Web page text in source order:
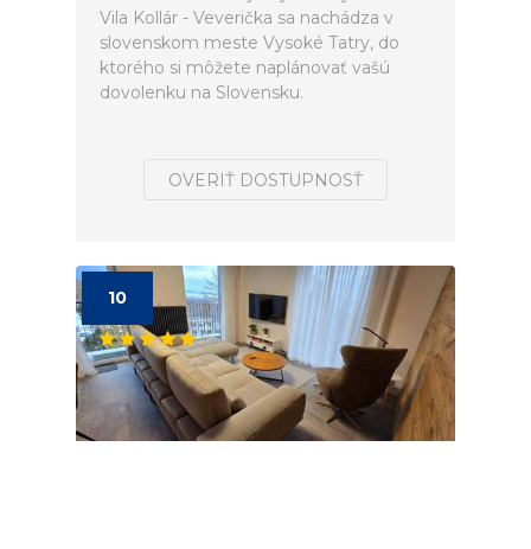
Vila Kollár - Veverička sa nachádza v
slovenskom meste Vysoké Tatry, do
ktorého si môžete naplánovať vašú
dovolenku na Slovensku.
OVERIŤ DOSTUPNOSŤ
10